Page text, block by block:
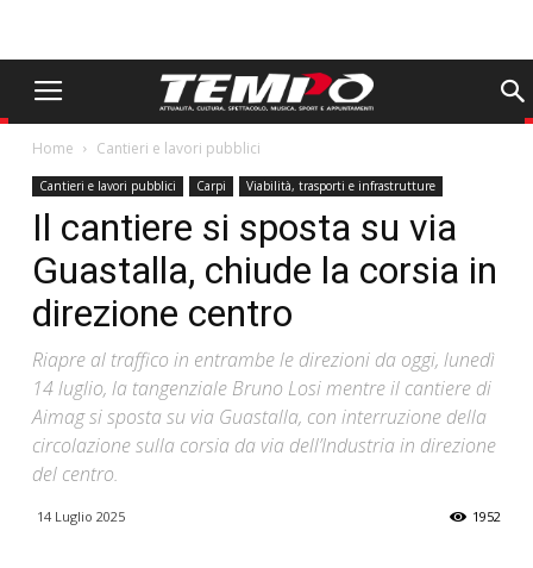
Home Cantieri e lavori pubblici
Cantieri e lavori pubblici Carpi Viabilità, trasporti e infrastrutture
Il cantiere si sposta su via
Guastalla, chiude la corsia in
direzione centro
Riapre al traffico in entrambe le direzioni da oggi, lunedì
14 luglio, la tangenziale Bruno Losi mentre il cantiere di
Aimag si sposta su via Guastalla, con interruzione della
circolazione sulla corsia da via dell’Industria in direzione
del centro.
14 Luglio 2025 1952